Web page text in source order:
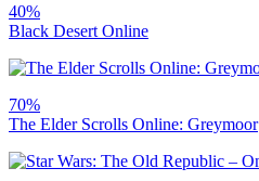
40%
Black Desert Online
70%
The Elder Scrolls Online: Greymoor